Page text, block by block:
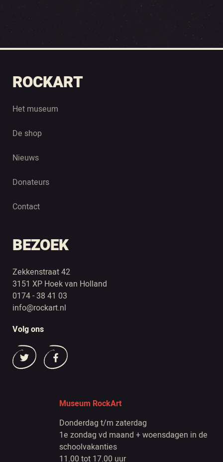
ROCKART
Het museum
De shop
Nieuws
Donateurs
Contact
BEZOEK
Zekkenstraat 42
3151 XP Hoek van Holland
0174 - 38 41 03
info@rockart.nl
Volg ons
Museum RockArt
Donderdag t/m zaterdag
1e zondag vd maand + woensdagen in de
schoolvakanties
11.00 tot 17.00 uur